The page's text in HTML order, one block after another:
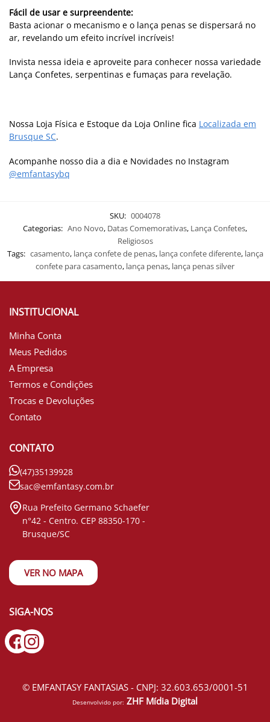
Fácil de usar e surpreendente:
Basta acionar o mecanismo e o lança penas se dispersará no
ar, revelando um efeito incrível incríveis!
Invista nessa ideia e aproveite para conhecer nossa variedade
Lança Confetes, serpentinas e fumaças para revelação.
Nossa Loja Física e Estoque da Loja Online fica Localizada em
Brusque SC.
Acompanhe nosso dia a dia e Novidades no Instagram
@emfantasybq
SKU: 0004078
Categorias: Ano Novo, Datas Comemorativas, Lança Confetes,
Religiosos
Tags: casamento, lança confete de penas, lança confete diferente, lança
confete para casamento, lança penas, lança penas silver
INSTITUCIONAL
Minha Conta
Meus Pedidos
A Empresa
Termos e Condições
Trocas e Devoluções
Contato
CONTATO
(47)35139928
sac@emfantasy.com.br
Rua Prefeito Germano Schaefer
n°42 - Centro. CEP 88350-170 -
Brusque/SC
VER NO MAPA
SIGA-NOS
© EMFANTASY FANTASIAS - CNPJ: 32.603.653/0001-51
Desenvolvido por: ZHF Mídia Digital